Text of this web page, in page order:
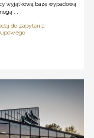
wyjątkową bazę wypadową,
...